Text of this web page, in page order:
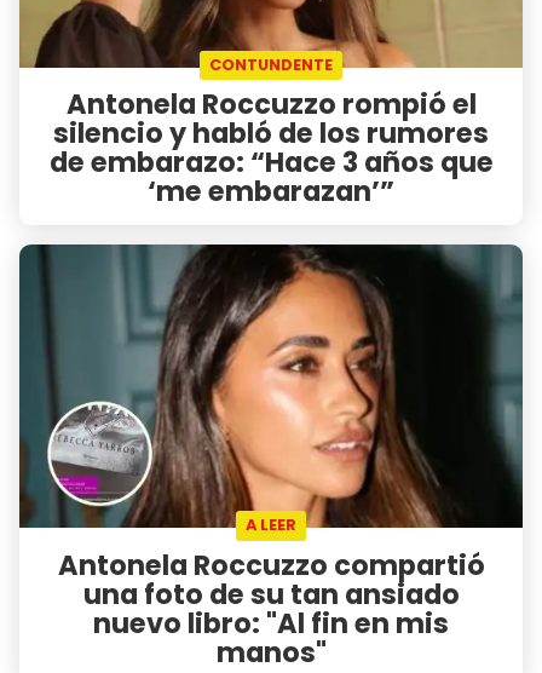
CONTUNDENTE
Antonela Roccuzzo rompió el
silencio y habló de los rumores
de embarazo: “Hace 3 años que
‘me embarazan’”
A LEER
Antonela Roccuzzo compartió
una foto de su tan ansiado
nuevo libro: "Al fin en mis
manos"